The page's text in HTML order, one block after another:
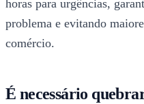
horas para urgências,
problema e evitando
comércio.
É necessário